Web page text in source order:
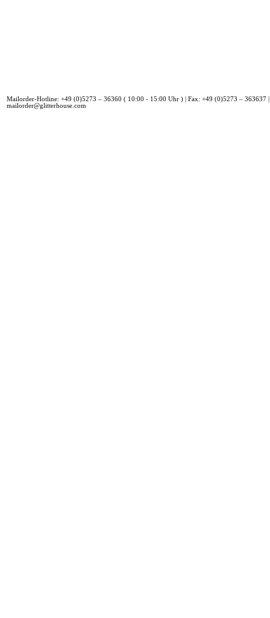
Mailorder-Hotline: +49 (0)5273 – 36360 ( 10:00 - 15:00 Uhr ) | Fax: +49 (0)5273 – 363637
mailorder@glitterhouse.com